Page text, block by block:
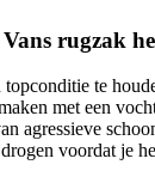
rugzak
te
met een
agressieve
voordat je